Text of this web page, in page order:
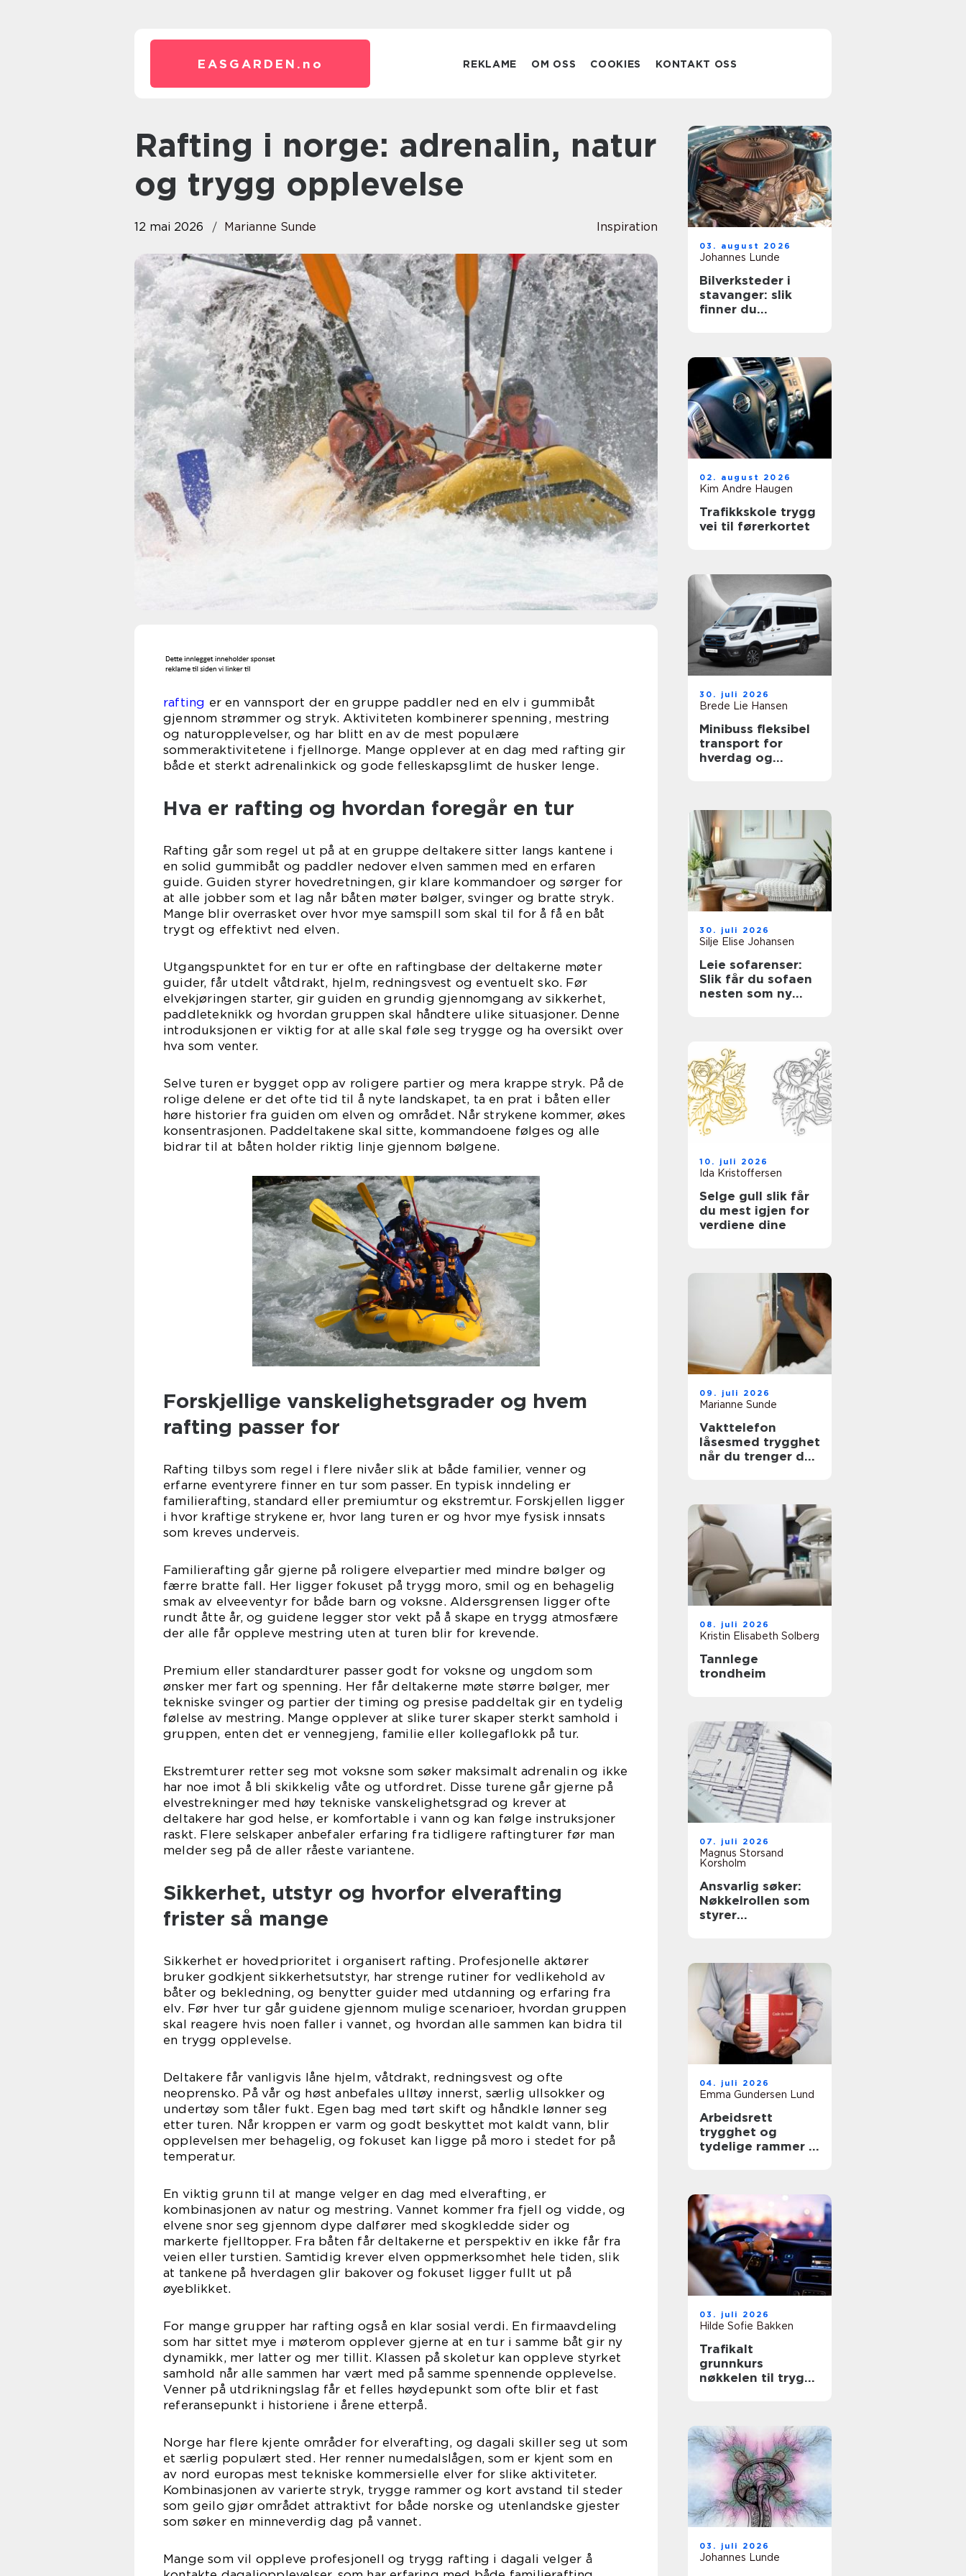
EASGARDEN. no REKLAME OM OSS COOKIES KONTAKT OSS
Rafting i norge: adrenalin, natur
og trygg opplevelse
12 mai 2026 Marianne Sunde Inspiration
rafting er en vannsport der en gruppe paddler ned en elv i gummibåt
gjennom strømmer og stryk. Aktiviteten kombinerer spenning, mestring
og naturopplevelser, og har blitt en av de mest populære
sommeraktivitetene i fjellnorge. Mange opplever at en dag med rafting gir
både et sterkt adrenalinkick og gode felleskapsglimt de husker lenge.
Hva er rafting og hvordan foregår en tur
Rafting går som regel ut på at en gruppe deltakere sitter langs kantene i
en solid gummibåt og paddler nedover elven sammen med en erfaren
guide. Guiden styrer hovedretningen, gir klare kommandoer og sørger for
at alle jobber som et lag når båten møter bølger, svinger og bratte stryk.
Mange blir overrasket over hvor mye samspill som skal til for å få en båt
trygt og effektivt ned elven.
Utgangspunktet for en tur er ofte en raftingbase der deltakerne møter
guider, får utdelt våtdrakt, hjelm, redningsvest og eventuelt sko. Før
elvekjøringen starter, gir guiden en grundig gjennomgang av sikkerhet,
paddleteknikk og hvordan gruppen skal håndtere ulike situasjoner. Denne
introduksjonen er viktig for at alle skal føle seg trygge og ha oversikt over
hva som venter.
Selve turen er bygget opp av roligere partier og mera krappe stryk. På de
rolige delene er det ofte tid til å nyte landskapet, ta en prat i båten eller
høre historier fra guiden om elven og området. Når strykene kommer, økes
konsentrasjonen. Paddeltakene skal sitte, kommandoene følges og alle
bidrar til at båten holder riktig linje gjennom bølgene.
Forskjellige vanskelighetsgrader og hvem
rafting passer for
Rafting tilbys som regel i flere nivåer slik at både familier, venner og
erfarne eventyrere finner en tur som passer. En typisk inndeling er
familierafting, standard eller premiumtur og ekstremtur. Forskjellen ligger
i hvor kraftige strykene er, hvor lang turen er og hvor mye fysisk innsats
som kreves underveis.
Familierafting går gjerne på roligere elvepartier med mindre bølger og
færre bratte fall. Her ligger fokuset på trygg moro, smil og en behagelig
smak av elveeventyr for både barn og voksne. Aldersgrensen ligger ofte
rundt åtte år, og guidene legger stor vekt på å skape en trygg atmosfære
der alle får oppleve mestring uten at turen blir for krevende.
Premium eller standardturer passer godt for voksne og ungdom som
ønsker mer fart og spenning. Her får deltakerne møte større bølger, mer
tekniske svinger og partier der timing og presise paddeltak gir en tydelig
følelse av mestring. Mange opplever at slike turer skaper sterkt samhold i
gruppen, enten det er vennegjeng, familie eller kollegaflokk på tur.
Ekstremturer retter seg mot voksne som søker maksimalt adrenalin og ikke
har noe imot å bli skikkelig våte og utfordret. Disse turene går gjerne på
elvestrekninger med høy tekniske vanskelighetsgrad og krever at
deltakere har god helse, er komfortable i vann og kan følge instruksjoner
raskt. Flere selskaper anbefaler erfaring fra tidligere raftingturer før man
melder seg på de aller råeste variantene.
Sikkerhet, utstyr og hvorfor elverafting
frister så mange
Sikkerhet er hovedprioritet i organisert rafting. Profesjonelle aktører
bruker godkjent sikkerhetsutstyr, har strenge rutiner for vedlikehold av
båter og bekledning, og benytter guider med utdanning og erfaring fra
elv. Før hver tur går guidene gjennom mulige scenarioer, hvordan gruppen
skal reagere hvis noen faller i vannet, og hvordan alle sammen kan bidra til
en trygg opplevelse.
Deltakere får vanligvis låne hjelm, våtdrakt, redningsvest og ofte
neoprensko. På vår og høst anbefales ulltøy innerst, særlig ullsokker og
undertøy som tåler fukt. Egen bag med tørt skift og håndkle lønner seg
etter turen. Når kroppen er varm og godt beskyttet mot kaldt vann, blir
opplevelsen mer behagelig, og fokuset kan ligge på moro i stedet for på
temperatur.
En viktig grunn til at mange velger en dag med elverafting, er
kombinasjonen av natur og mestring. Vannet kommer fra fjell og vidde, og
elvene snor seg gjennom dype dalfører med skogkledde sider og
markerte fjelltopper. Fra båten får deltakerne et perspektiv en ikke får fra
veien eller turstien. Samtidig krever elven oppmerksomhet hele tiden, slik
at tankene på hverdagen glir bakover og fokuset ligger fullt ut på
øyeblikket.
For mange grupper har rafting også en klar sosial verdi. En firmaavdeling
som har sittet mye i møterom opplever gjerne at en tur i samme båt gir ny
dynamikk, mer latter og mer tillit. Klassen på skoletur kan oppleve styrket
samhold når alle sammen har vært med på samme spennende opplevelse.
Venner på utdrikningslag får et felles høydepunkt som ofte blir et fast
referansepunkt i historiene i årene etterpå.
Norge har flere kjente områder for elverafting, og dagali skiller seg ut som
et særlig populært sted. Her renner numedalslågen, som er kjent som en
av nord europas mest tekniske kommersielle elver for slike aktiviteter.
Kombinasjonen av varierte stryk, trygge rammer og kort avstand til steder
som geilo gjør området attraktivt for både norske og utenlandske gjester
som søker en minneverdig dag på vannet.
Mange som vil oppleve profesjonell og trygg rafting i dagali velger å
03. august 2026
Johannes Lunde
Bilverksteder i
stavanger: slik
finner du
02. august 2026
Kim Andre Haugen
Trafikkskole trygg
vei til førerkortet
30. juli 2026
Brede Lie Hansen
Minibuss fleksibel
transport for
hverdag og
30. juli 2026
Silje Elise Johansen
Leie sofarenser:
Slik får du sofaen
nesten som ny
10. juli 2026
Ida Kristoffersen
Selge gull slik får
du mest igjen for
verdiene dine
09. juli 2026
Marianne Sunde
Vakttelefon
låsesmed trygghet
når du trenger det
08. juli 2026
Kristin Elisabeth Solberg
Tannlege
trondheim
07. juli 2026
Magnus Storsand
Korsholm
Ansvarlig søker:
Nøkkelrollen som
styrer
04. juli 2026
Emma Gundersen Lund
Arbeidsrett
trygghet og
tydelige rammer i
03. juli 2026
Hilde Sofie Bakken
Trafikalt
grunnkurs
nøkkelen til trygg
03. juli 2026
Johannes Lunde